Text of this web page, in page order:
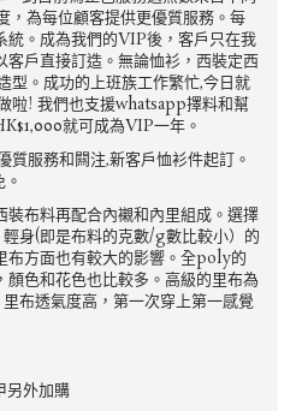
，為每位顧客提供更優質服務。每
統。成為我們的VIP後，客戶只在我
戶直接訂造。無論恤衫，西裝定西
型。成功的上班族工作繁忙,今日就
啦! 我們也支援whatsapp擇料和幫
就可成為VIP一年。
質服務和闗注,新客戶恤衫件起訂。
布料再配合內襯和內里組成。選擇
身(即是布料的克數/g數比較小）的
布方面也有較大的影響。全poly的
顏色和花色也比較多。高級的里布為
布透氣度高，第一次穿上第一感覺
另外加購